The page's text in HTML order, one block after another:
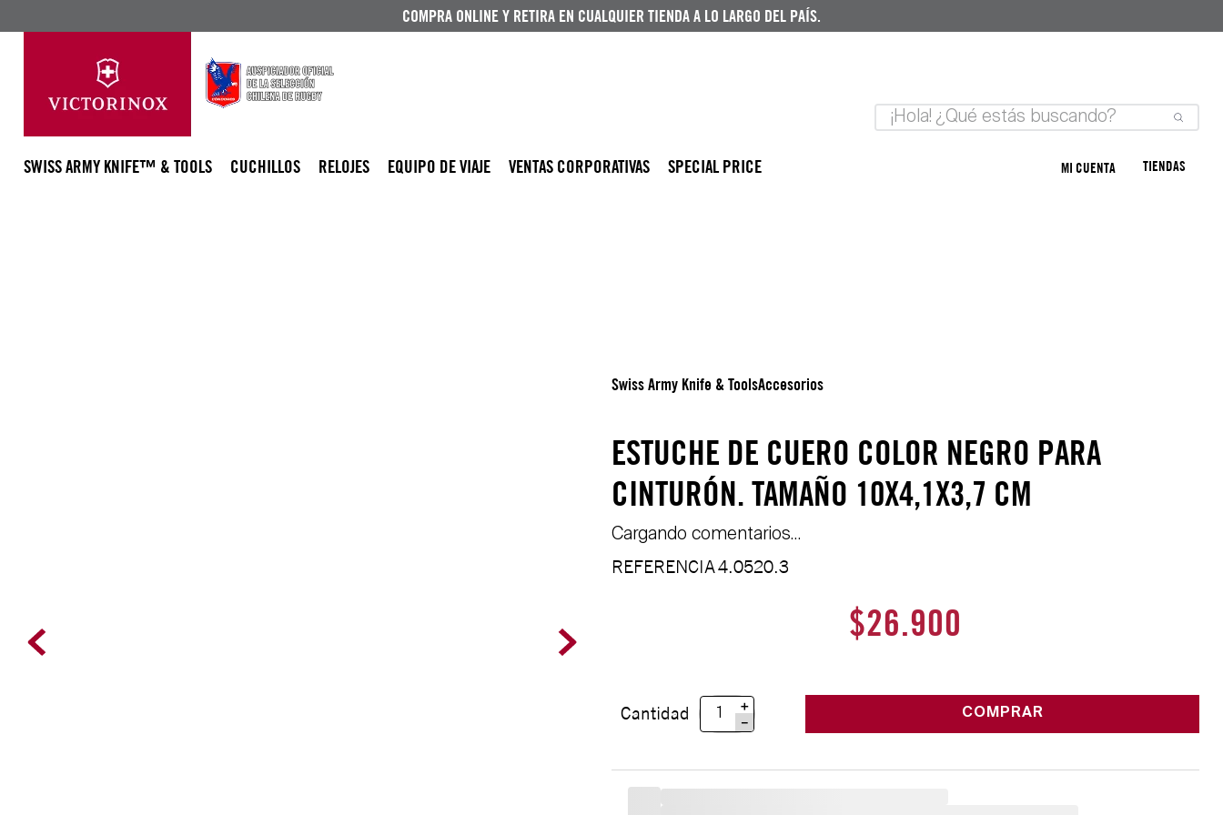
COMPRA ONLINE Y RETIRA EN CUALQUIER TIENDA A LO LARGO DEL PAÍS.
SWISS ARMY KNIFE™ & TOOLS CUCHILLOS RELOJES EQUIPO DE VIAJE VENTAS CORPORATIVAS SPECIAL PRICE MI CUENTA TIENDAS
Swiss Army Knife & ToolsAccesorios
ESTUCHE DE CUERO COLOR NEGRO PARA
CINTURÓN. TAMAÑO 10X4,1X3,7 CM
Cargando comentarios…
REFERENCIA4.0520.3
$26.900
Cantidad
＋
－
COMPRAR